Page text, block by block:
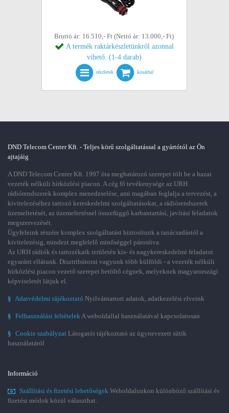
Bruttó ár: 16.510,- Ft (Nettó ár: 13.000,- Ft)
A termék raktárkészletünkről azonnal
vihető. (1-4 darab)
részletek kosárba!
DND Telecom Center Kft. - Teljes körű szolgáltatással a gyártótól az Ön
ajtajáig
A DND Telecom Center Kft. 1997 óta meghatározó szerepet tölt be a hazai
vezeték nélküli hírközlési piacon. A cég fő tevékenysége az URH
rádiórendszerek komplex menedzselése, ami magában foglalja a tervezést, a
kivitelezéséhez tartozó kereskedelmi szolgáltatásokat, a rádiórendszerek
üzemeltetését, az üzemeltetéssel összefüggő karbantartási, javítási feladatok
megszervezését.
Ügyfeleink részére komplex szolgáltatást biztosítunk a tanácsadástól a
kivitelezésig, mindezt megfelelő minőséggel párosítva.
Az URH rádiók és tartozékaik területén kis- és nagykereskedelmi feladatot
egyaránt ellátunk. Disztribútorai vagyunk több külföldi - a vezeték nélküli
hírközlési piacon vezető szerepet betöltő cégnek, melyeknek magyarországi
képviseletét látjuk el.
§ Adatvédelmi tájékoztató Nyilvántartott adatok, adatkezelési elveink
§ Felhasználási feltételekA weboldallal használatával kapcsolatosan
§ Cookie szabályzat Látogatói tájékoztató az úgynevezett sütik
használatáról
Információ
Szállítási és fizetési lehetőségek Weboldalunkon különböző szállítási és
fizetési módok közül választhat.